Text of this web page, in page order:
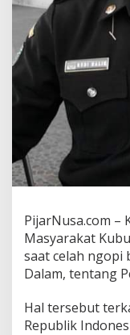
PijarNusa.com –
Masyarakat
saat celah ngopi
Dalam, tentang
Hal tersebut
Republik